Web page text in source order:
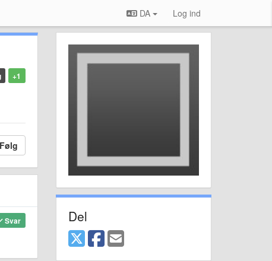
DA Log ind
+1
Følg
Svar Del